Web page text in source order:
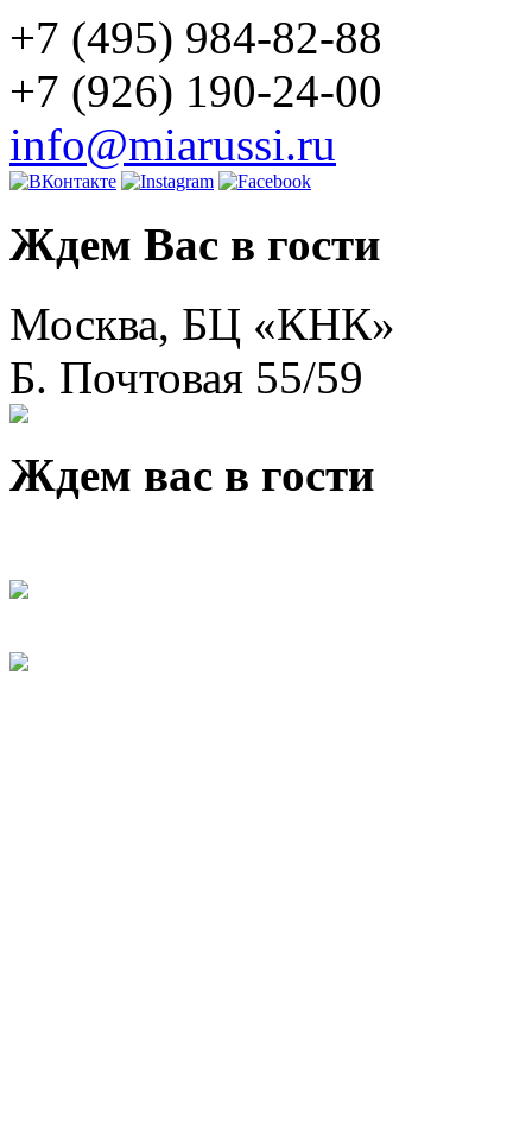
+7 (495) 984-82-88
+7 (926) 190-24-00
info@miarussi.ru
Ждем Вас в гости
Москва, БЦ «КНК»
Б. Почтовая 55/59
Ждем вас в гости